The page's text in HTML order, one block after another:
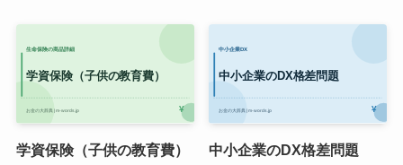
学資保険（子供の教育費） 中小企業のDX格差問題